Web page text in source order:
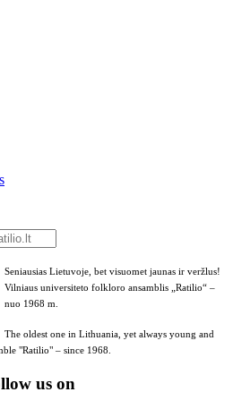
Seniausias Lietuvoje, bet visuomet jaunas ir veržlus!
Vilniaus universiteto folkloro ansamblis „Ratilio“ –
nuo 1968 m.
The oldest one in Lithuania, yet always young and
"Ratilio" – since 1968.
us on